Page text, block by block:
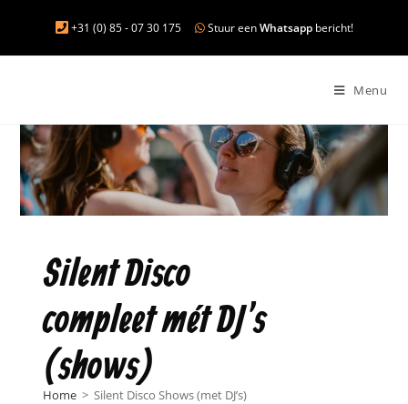
+31 (0) 85 - 07 30 175 Stuur eenWhatsappbericht!
Menu
Silent Disco
compleet mét DJ's
(shows)
Home > Silent Disco Shows (met DJ’s)